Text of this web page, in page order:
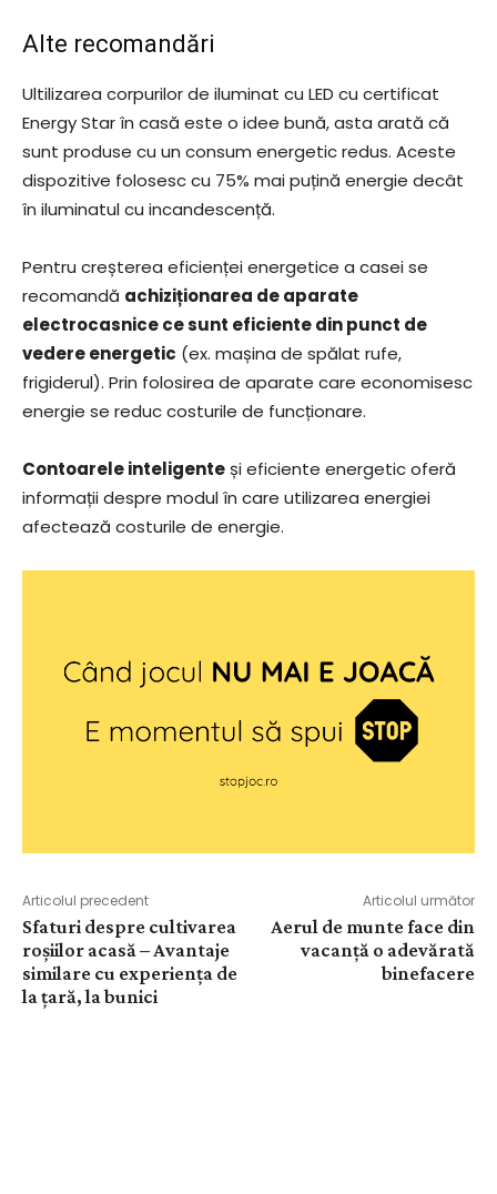
Alte recomandări
Ultilizarea corpurilor de iluminat cu LED cu certificat
Energy Star în casă este o idee bună, asta arată că
sunt produse cu un consum energetic redus. Aceste
dispozitive folosesc cu 75% mai puțină energie decât
în iluminatul cu incandescență.
Pentru creșterea eficienței energetice a casei se
recomandă achiziționarea de aparate
electrocasnice ce sunt eficiente din punct de
vedere energetic (ex. mașina de spălat rufe,
frigiderul). Prin folosirea de aparate care economisesc
energie se reduc costurile de funcționare.
Contoarele inteligenteși eficiente energetic oferă
informații despre modul în care utilizarea energiei
afectează costurile de energie.
Articolul precedent
Sfaturi despre cultivarea
roșiilor acasă – Avantaje
similare cu experiența de
la țară, la bunici
Articolul următor
Aerul de munte face din
vacanță o adevărată
binefacere